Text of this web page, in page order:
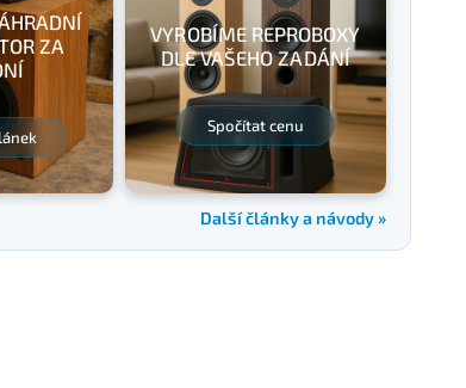
ZA
VYROBÍME REPROBOXY
DLE VAŠEHO ZADÁNÍ
Spočítat cenu
Další články a návody »